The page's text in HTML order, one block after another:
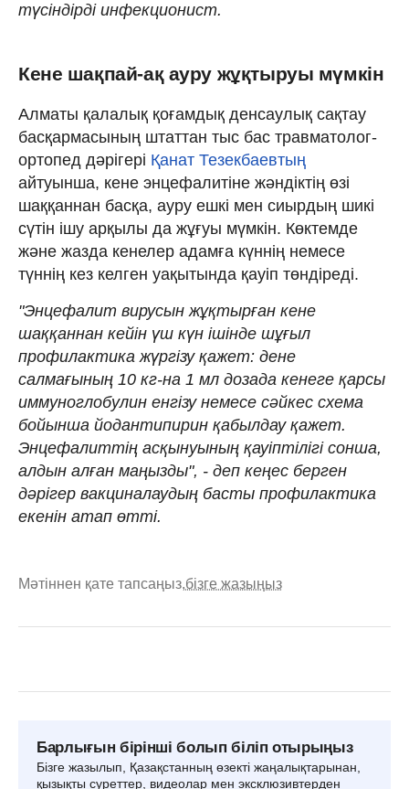
түсіндірді инфекционист.
Кене шақпай-ақ ауру жұқтыруы мүмкін
Алматы қалалық қоғамдық денсаулық сақтау
басқармасының штаттан тыс бас травматолог-
ортопед дәрігері Қанат Тезекбаевтың
айтуынша, кене энцефалитіне жәндіктің өзі
шаққаннан басқа, ауру ешкі мен сиырдың шикі
сүтін ішу арқылы да жұғуы мүмкін. Көктемде
және жазда кенелер адамға күннің немесе
түннің кез келген уақытында қауіп төндіреді.
"Энцефалит вирусын жұқтырған кене
шаққаннан кейін үш күн ішінде шұғыл
профилактика жүргізу қажет: дене
салмағының 10 кг-на 1 мл дозада кенеге қарсы
иммуноглобулин енгізу немесе сәйкес схема
бойынша йодантипирин қабылдау қажет.
Энцефалиттің асқынуының қауіптілігі сонша,
алдын алған маңызды", - деп кеңес берген
дәрігер вакциналаудың басты профилактика
екенін атап өтті.
Мәтіннен қате тапсаңыз,бізге жазыңыз
Барлығын бірінші болып біліп отырыңыз
Бізге жазылып, Қазақстанның өзекті жаңалықтарынан,
қызықты суреттер, видеолар мен эксклюзивтерден